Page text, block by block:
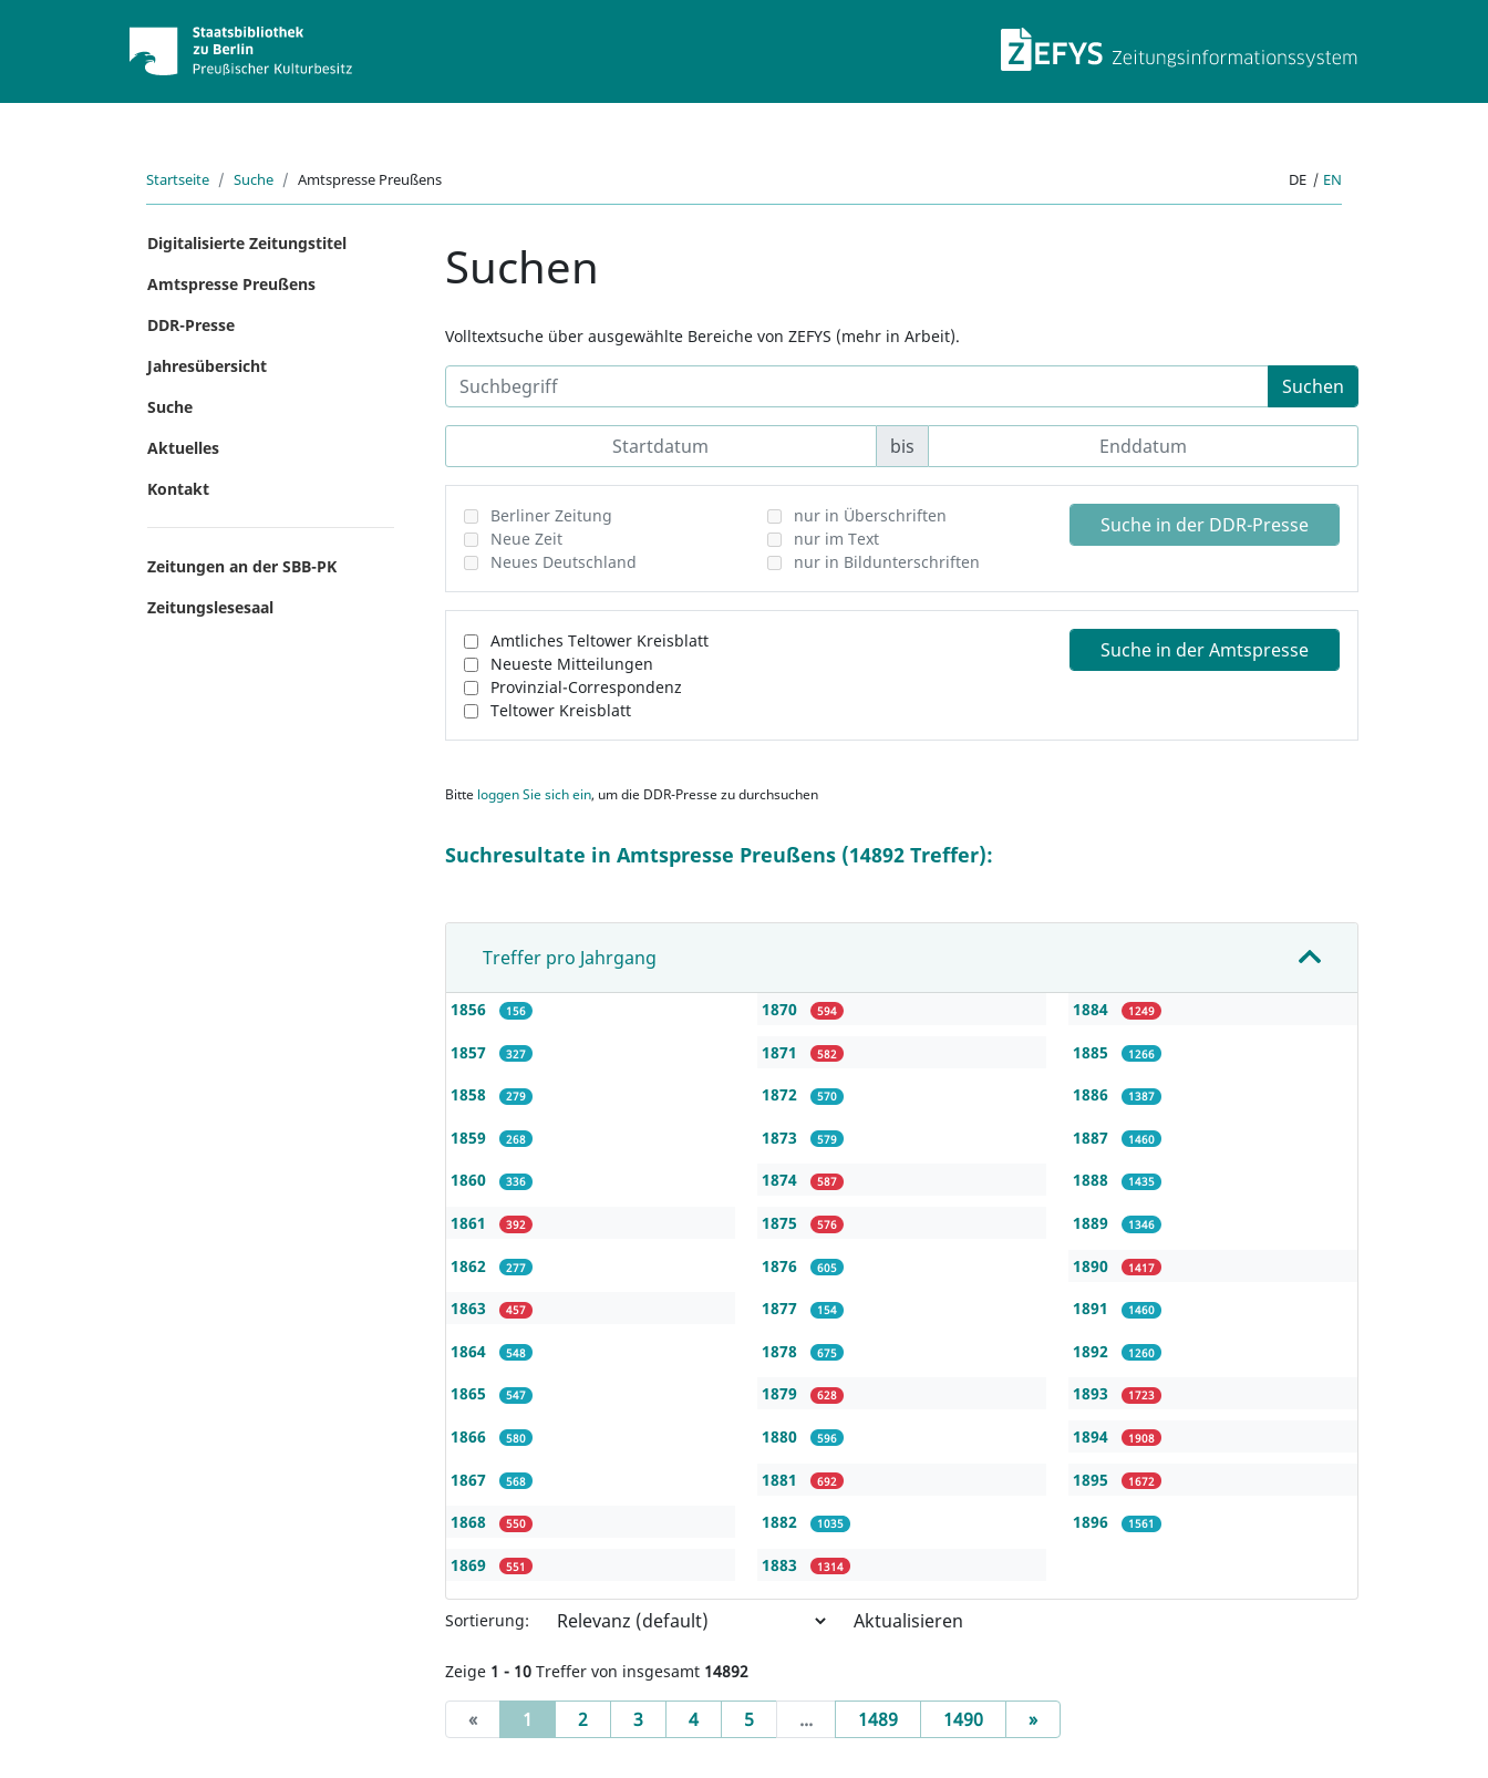
ZEFYS
Startseite Suche Amtspresse Preußens DE | EN
Digitalisierte Zeitungstitel
Amtspresse Preußens
DDR-Presse
Jahresübersicht
Suche
Aktuelles
Kontakt
Zeitungen an der SBB-PK
Zeitungslesesaal
Suchen
Volltextsuche über ausgewählte Bereiche von ZEFYS (mehr in Arbeit).
Suchen
bis
Berliner Zeitung
Neue Zeit
Neues Deutschland
nur in Überschriften
nur im Text
nur in Bildunterschriften
Suche in der DDR-Presse
Amtliches Teltower Kreisblatt
Neueste Mitteilungen
Provinzial-Correspondenz
Teltower Kreisblatt
Suche in der Amtspresse
Bitte loggen Sie sich ein, um die DDR-Presse zu durchsuchen
Suchresultate in Amtspresse Preußens (14892 Treffer):
Treffer pro Jahrgang
1856 156
1857 327
1858 279
1859 268
1860 336
1861 392
1862 277
1863 457
1864 548
1865 547
1866 580
1867 568
1868 550
1869 551
1870 594
1871 582
1872 570
1873 579
1874 587
1875 576
1876 605
1877 154
1878 675
1879 628
1880 596
1881 692
1882 1035
1883 1314
1884 1249
1885 1266
1886 1387
1887 1460
1888 1435
1889 1346
1890 1417
1891 1460
1892 1260
1893 1723
1894 1908
1895 1672
1896 1561
Sortierung: Aktualisieren
Zeige 1 - 10 Treffer von insgesamt 14892
« 1 (current)
2 3 4 5 ... 1489 1490 »Next